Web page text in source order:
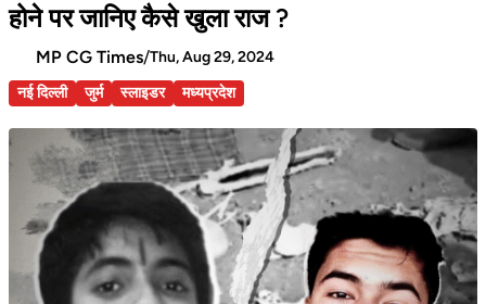
होने पर जानिए कैसे खुला राज ?
MP CG Times/Thu, Aug 29, 2024
नई दिल्ली
जुर्म स्लाइडर मध्यप्रदेश